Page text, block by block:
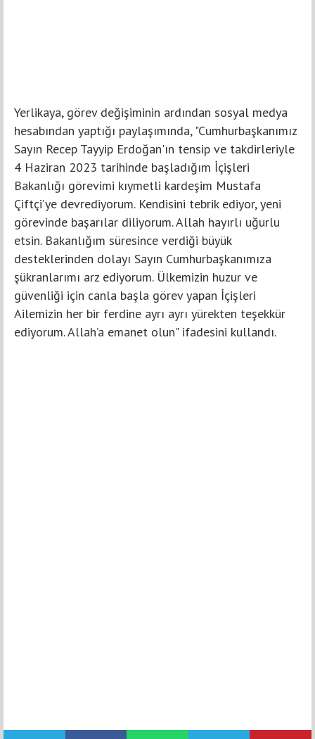
Yerlikaya, görev değişiminin ardından sosyal medya
hesabından yaptığı paylaşımında, "Cumhurbaşkanımız
Sayın Recep Tayyip Erdoğan'ın tensip ve takdirleriyle
4 Haziran 2023 tarihinde başladığım İçişleri
Bakanlığı görevimi kıymetli kardeşim Mustafa
Çiftçi’ye devrediyorum. Kendisini tebrik ediyor, yeni
görevinde başarılar diliyorum. Allah hayırlı uğurlu
etsin. Bakanlığım süresince verdiği büyük
desteklerinden dolayı Sayın Cumhurbaşkanımıza
şükranlarımı arz ediyorum. Ülkemizin huzur ve
güvenliği için canla başla görev yapan İçişleri
Ailemizin her bir ferdine ayrı ayrı yürekten teşekkür
ediyorum. Allah’a emanet olun" ifadesini kullandı.